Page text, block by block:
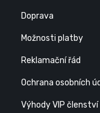
Doprava
Možnosti platby
Reklamační řád
Ochrana osobních
Výhody VIP členství